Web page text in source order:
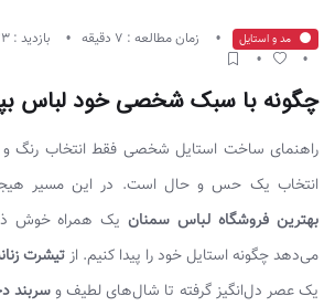
مد و استایل زمان مطالعه : 7 دقیقه بازدید : 323
چگونه با سبک شخصی خود لباس
راهنمای ساخت استایل شخصی فقط انتخاب رنگ
انتخاب یک حس و حال است. در این مسیر
بهترین فروشگاه لباس سمنانیک همراه خوش
می‌دهد چگونه استایل خود را پیدا کنیم. ازتیشرت
یک عصر دل‌انگیز گرفته تا شال‌های لطیف وسربند